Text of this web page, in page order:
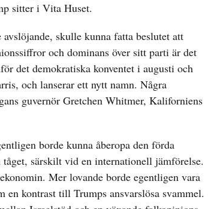
sitter i Vita Huset.
skulle kunna fatta beslutet att
och dominans över sitt parti är det
det demokratiska konventet i augusti och
och lanserar ett nytt namn. Några
guvernör Gretchen Whitmer, Kaliforniens
borde kunna åberopa den förda
särskilt vid en internationell jämförelse.
Mer lovande borde egentligen vara
kontrast till Trumps ansvarslösa svammel.